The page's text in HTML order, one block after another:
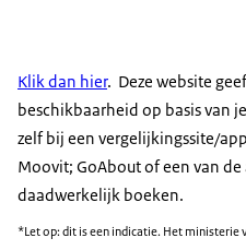
Klik dan hier. Deze website
beschikbaarheid op basis van
zelf bij een vergelijkingssite/
Moovit; GoAbout of een van
daadwerkelijk boeken.
*Let op: dit is een indicatie. Het ministerie